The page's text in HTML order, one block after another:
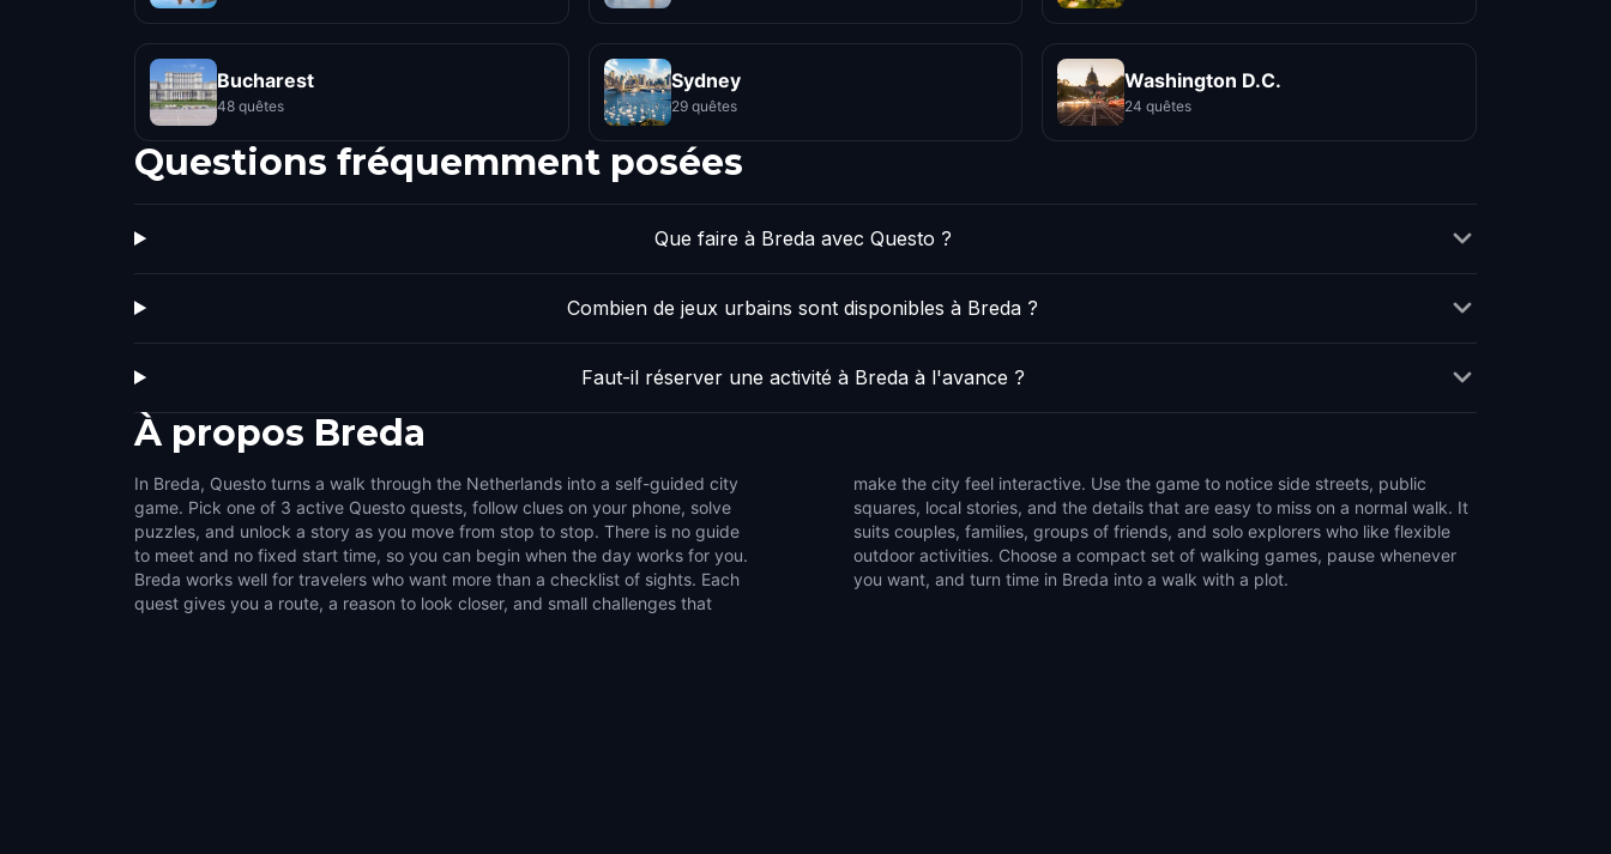
Bucharest
48 quêtes
Sydney
29 quêtes
Washington D.C.
24 quêtes
Questions fréquemment posées
Que faire à Breda avec Questo ?
Combien de jeux urbains sont disponibles à Breda ?
Faut-il réserver une activité à Breda à l'avance ?
À propos Breda
In Breda, Questo turns a walk through the Netherlands into a self-guided city
game. Pick one of 3 active Questo quests, follow clues on your phone, solve
puzzles, and unlock a story as you move from stop to stop. There is no guide
to meet and no fixed start time, so you can begin when the day works for you.
Breda works well for travelers who want more than a checklist of sights. Each
quest gives you a route, a reason to look closer, and small challenges that
make the city feel interactive. Use the game to notice side streets, public
squares, local stories, and the details that are easy to miss on a normal walk. It
suits couples, families, groups of friends, and solo explorers who like flexible
outdoor activities. Choose a compact set of walking games, pause whenever
you want, and turn time in Breda into a walk with a plot.